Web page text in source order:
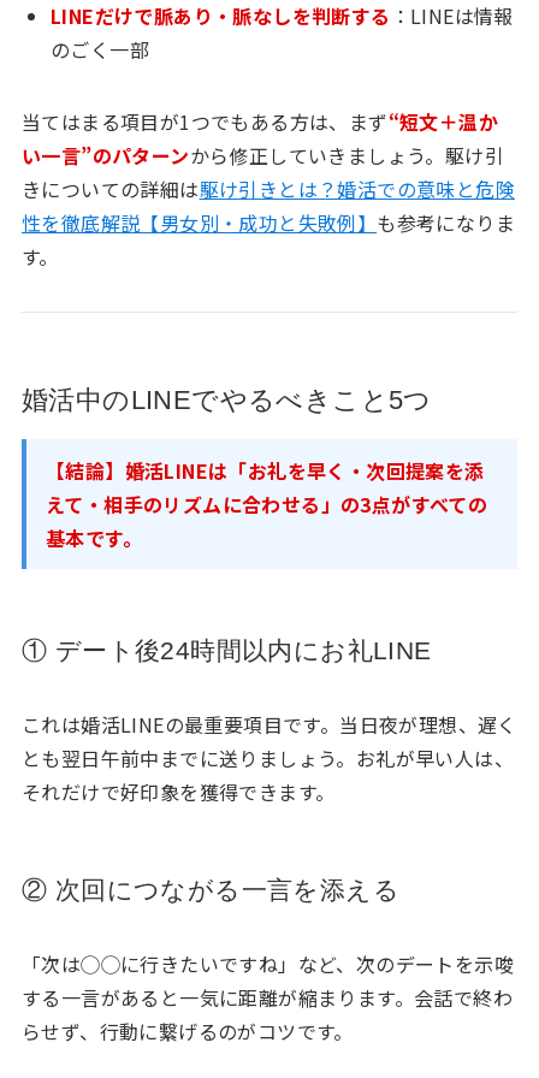
LINEだけで脈あり・脈なしを判断する ：LINEは情報
のごく一部
当てはまる項目が1つでもある方は、まず“短文＋温か
い一言”のパターンから修正していきましょう。駆け引
きについての詳細は駆け引きとは？婚活での意味と危険
性を徹底解説【男女別・成功と失敗例】 も参考になりま
す。
婚活中のLINEでやるべきこと5つ
【結論】婚活LINEは「お礼を早く・次回提案を添
えて・相手のリズムに合わせる」の3点がすべての
基本です。
① デート後24時間以内にお礼LINE
これは婚活LINEの最重要項目です。当日夜が理想、遅く
とも翌日午前中までに送りましょう。お礼が早い人は、
それだけで好印象を獲得できます。
② 次回につながる一言を添える
「次は◯◯に行きたいですね」など、次のデートを示唆
する一言があると一気に距離が縮まります。会話で終わ
らせず、行動に繋げるのがコツです。